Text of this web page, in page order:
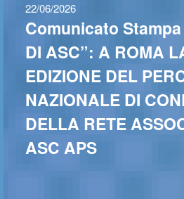
22/06/2026
Comunicato
DI ASC”: A ROMA
EDIZIONE DEL
NAZIONALE DI
DELLA RETE
ASC APS